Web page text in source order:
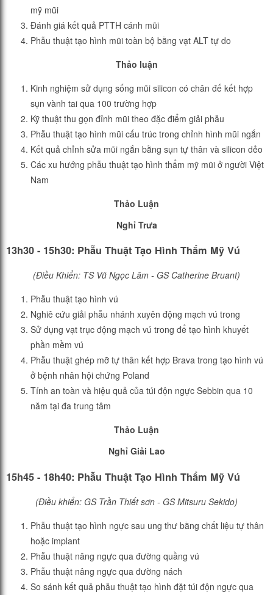
mỹ mũi
Đánh giá kết quả PTTH cánh mũi
Phẫu thuật tạo hình mũi toàn bộ bằng vạt ALT tự do
Thảo luận
Kinh nghiệm sử dụng sống mũi silicon có chân đế kết hợp
sụn vành tai qua 100 trường hợp
Kỹ thuật thu gọn đỉnh mũi theo đặc điểm giải phẫu
Phẫu thuật tạo hình mũi cấu trúc trong chỉnh hình mũi ngắn
Kết quả chỉnh sửa mũi ngắn bằng sụn tự thân và silicon dẻo
Các xu hướng phẫu thuật tạo hình thẩm mỹ mũi ở người Việt
Nam
Thảo Luận
Nghỉ Trưa
13h30 - 15h30: Phẫu Thuật Tạo Hình Thẩm Mỹ Vú
(Điều Khiển: TS Vũ Ngọc Lâm - GS Catherine Bruant)
Phẫu thuật tạo hình vú
Nghiê cứu giải phẫu nhánh xuyên động mạch vú trong
Sử dụng vạt trục động mạch vú trong để tạo hình khuyết
phần mềm vú
Phẫu thuật ghép mỡ tự thân kết hợp Brava trong tạo hình vú
ở bệnh nhân hội chứng Poland
Tính an toàn và hiệu quả của túi độn ngực Sebbin qua 10
năm tại đa trung tâm
Thảo Luận
Nghỉ Giải Lao
15h45 - 18h40: Phẫu Thuật Tạo Hình Thẩm Mỹ Vú
(Điều khiển: GS Trần Thiết sơn - GS Mitsuru Sekido)
Phẫu thuật tạo hình ngực sau ung thư bằng chất liệu tự thân
hoặc implant
Phẫu thuật nâng ngực qua đường quầng vú
Phẫu thuật nâng ngực qua đường nách
So sánh kết quả phẫu thuật tạo hình đặt túi độn ngực qua